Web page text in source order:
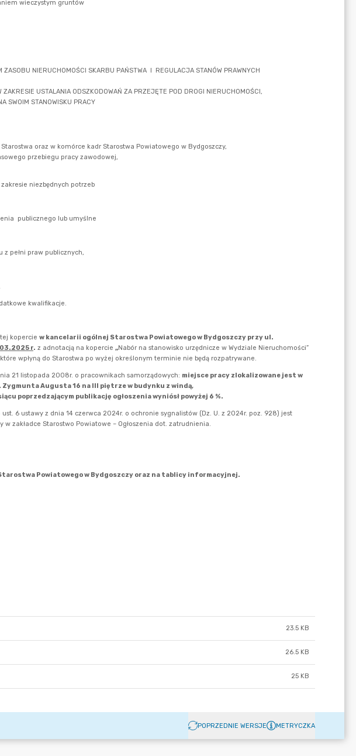
23.5 KB
26.5 KB
25 KB
POPRZEDNIE WERSJE METRYCZKA